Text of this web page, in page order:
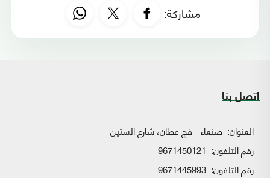
مشاركة:
اتصل بنا
العنوان: صنعاء - فج عطان، شارع الستين
رقم التلفون: 9671450121
رقم التلفون: 9671445993